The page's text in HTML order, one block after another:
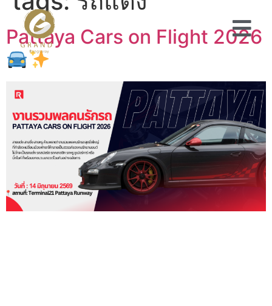
Pattaya Cars on Flight 2026